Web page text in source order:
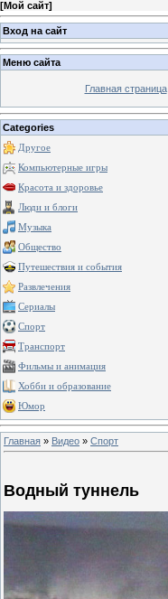
[Мой сайт]
Вход на сайт
Меню сайта
Главная страница
Categories
Другое
Компьютерные игры
Красота и здоровье
Люди и блоги
Музыка
Общество
Путешествия и события
Развлечения
Сериалы
Спорт
Транспорт
Фильмы и анимация
Хобби и образование
Юмор
Главная » Видео » Спорт
Водный туннель